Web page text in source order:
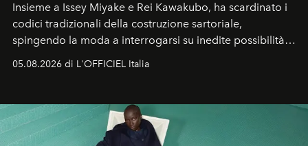
Insieme a Issey Miyake e Rei Kawakubo, ha scardinato i
codici tradizionali della costruzione sartoriale,
spingendo la moda a interrogarsi su inedite possibilità
formali e a ridefinire il concetto stesso di silhouette.
un’impronta indelebile nella storia della moda.
05.08.2026 di L'OFFICIEL Italia